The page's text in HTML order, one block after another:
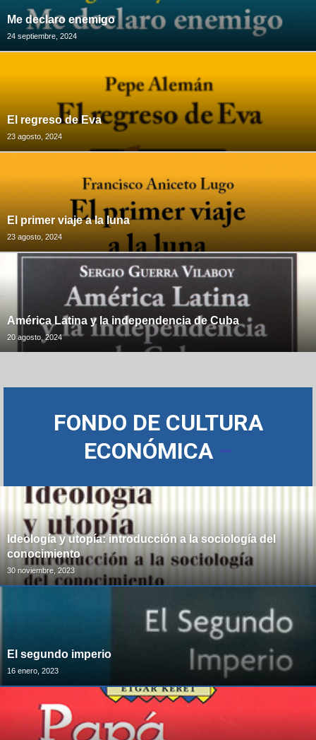
Me declaro enemigo
24 septiembre, 2024
El regreso de Eva
23 agosto, 2024
El primer viaje a la luna
23 agosto, 2024
América Latina y la independencia de Cuba
20 agosto, 2024
FONDO DE CULTURA
ECONÓMICA
Ideología y utopía: introducción a la sociología del
conocimiento
30 noviembre, 2023
El segundo imperio
16 enero, 2023